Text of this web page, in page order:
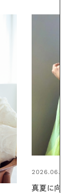
2026.06.01
暑い夏のナイ